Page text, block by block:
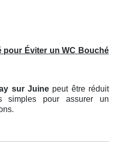
pour Éviter un WC Bouché
sur Juine peut être réduit
simples pour assurer un